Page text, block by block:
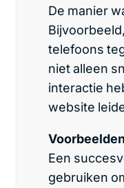
De manier
telefoons
niet alleen
interactie
website
Een
gebruiken